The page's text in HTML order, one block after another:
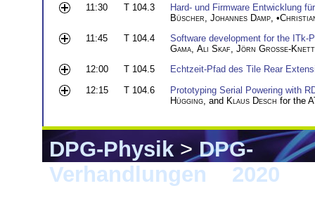
11:30
T 104.3
Hard- und Firmware Entwicklung
Büscher, Johannes Damp, •
11:45
T 104.4
Software development for the ITk-
Gama, Ali Skaf, Jörn Große-
12:00
T 104.5
Echtzeit-Pfad des Tile Rear
12:15
T 104.6
Prototyping Serial Powering with
Hügging, and Klaus Desch for the
DPG-Physik>DPG-
Verhandlungen
2020